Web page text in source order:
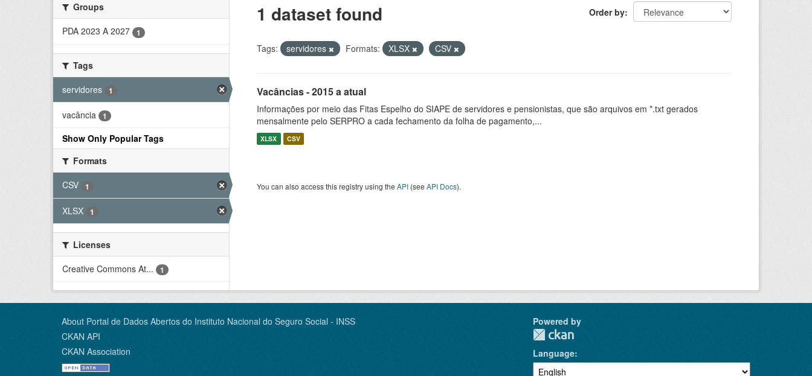
Groups
PDA 2023 A 2027
1
Tags
servidores
1
vacância 1
Show Only Popular Tags
Formats
CSV
1
XLSX 1
Licenses
Creative Commons At...
1
Order by
1 dataset found
Tags: servidores Formats: XLSX CSV
Vacâncias - 2015 a atual
Informações por meio das Fitas Espelho do SIAPE de servidores e pensionistas, que são arquivos em *.txt gerados
mensalmente pelo SERPRO a cada fechamento da folha de pagamento,...
XLSX CSV
You can also access this registry using the API (see API Docs).
About Portal de Dados Abertos do Instituto Nacional do Seguro Social - INSS
CKAN API
CKAN Association
Powered by
Language